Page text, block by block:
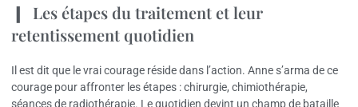
Les étapes du traitement et leur
retentissement quotidien
Il est dit que le vrai courage réside dans l’action. Anne s’arma de ce
courage pour affronter les étapes : chirurgie, chimiothérapie,
séances de radiothérapie. Le quotidien devint un champ de bataille